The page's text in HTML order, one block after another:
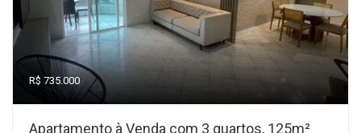
R$ 735.000
Apartamento à Venda com 3 quartos, 125m²